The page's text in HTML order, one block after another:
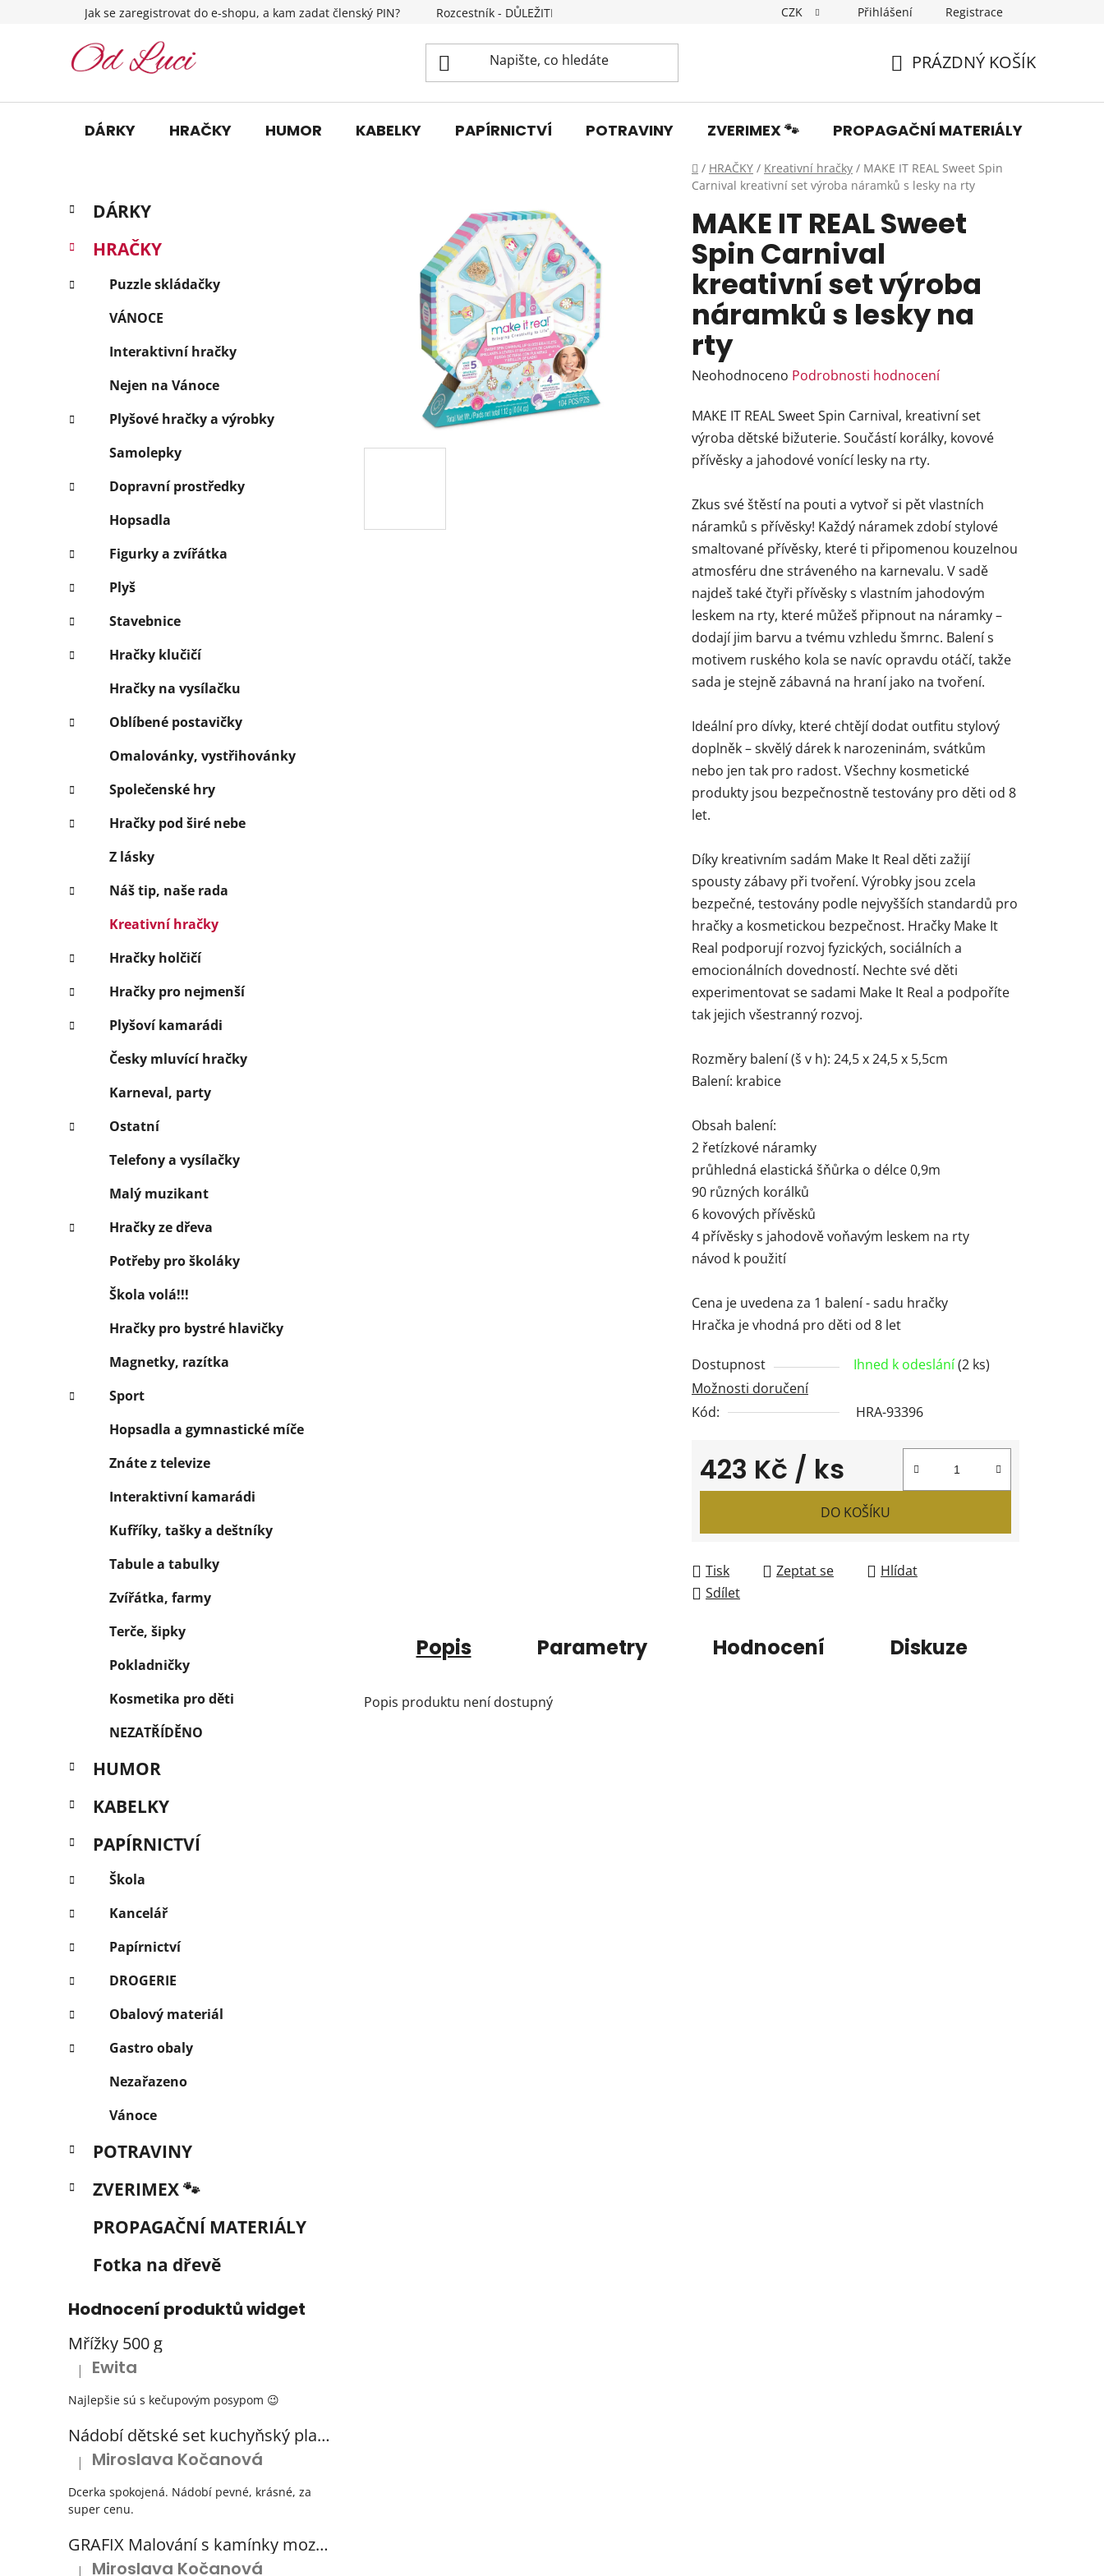
Jak se zaregistrovat do e-shopu, a kam zadat členský PIN? Rozcestník - DŮLEŽITÉ INFORMACE Dopravné Obchodní podmínky Podmínky ochrany
CZK Přihlášení Registrace
KOŠÍK
PRÁZDNÝ KOŠÍK
DÁRKY HRAČKY HUMOR KABELKY PAPÍRNICTVÍ POTRAVINY ZVERIMEX 🐾 PROPAGAČNÍ MATERIÁLY
Domů
/ HRAČKY / Kreativní hračky / MAKE IT REAL Sweet Spin
Carnival kreativní set výroba náramků s lesky na rty
P
s
r
a
l
Přeskočit
kategorie
K
a
e
o
DÁRKY
HRAČKY
Puzzle skládačky
VÁNOCE
Interaktivní hračky
Nejen na Vánoce
Plyšové hračky a výrobky
Samolepky
Dopravní prostředky
Hopsadla
Figurky a zvířátka
Plyš
Stavebnice
Hračky klučičí
Hračky na vysílačku
Oblíbené postavičky
Omalovánky, vystřihovánky
Společenské hry
Hračky pod širé nebe
Z lásky
Náš tip, naše rada
Kreativní hračky
Hračky holčičí
Hračky pro nejmenší
Plyšoví kamarádi
Česky mluvící hračky
Karneval, party
Ostatní
Telefony a vysílačky
Malý muzikant
Hračky ze dřeva
Potřeby pro školáky
Škola volá!!!
Hračky pro bystré hlavičky
Magnetky, razítka
Sport
Hopsadla a gymnastické míče
Znáte z televize
Interaktivní kamarádi
Kufříky, tašky a deštníky
Tabule a tabulky
Zvířátka, farmy
Terče, šipky
Pokladničky
Kosmetika pro děti
NEZATŘÍDĚNO
HUMOR
KABELKY
PAPÍRNICTVÍ
Škola
Kancelář
Papírnictví
DROGERIE
Obalový materiál
Gastro obaly
Nezařazeno
Vánoce
POTRAVINY
ZVERIMEX 🐾
PROPAGAČNÍ MATERIÁLY
Fotka na dřevě
Hodnocení produktů widget
Mřížky 500 g
Hodnocení produktu je 5 z 5 hvězdiček.
| Ewita
Najlepšie sú s kečupovým posypom 😉
Nádobí dětské set kuchyňský plastový s odkapávačem 3 barvy
Hodnocení produktu je 5 z 5 hvězdiček.
| Miroslava Kočanová
Dcerka spokojená. Nádobí pevné, krásné, za
super cenu.
GRAFIX Malování s kamínky mozaika diamantový obrázek 3 druhy
| Miroslava Kočanová
MAKE IT REAL Sweet
Spin Carnival
kreativní set výroba
náramků s lesky na
rty
Průměrné
produktu
je
0,0
5
hvězdiček.
Neohodnoceno Podrobnosti hodnocení
MAKE IT REAL Sweet Spin Carnival, kreativní set
výroba dětské bižuterie. Součástí korálky, kovové
přívěsky a jahodové vonící lesky na rty.
Zkus své štěstí na pouti a vytvoř si pět vlastních
náramků s přívěsky! Každý náramek zdobí stylové
smaltované přívěsky, které ti připomenou kouzelnou
atmosféru dne stráveného na karnevalu. V sadě
najdeš také čtyři přívěsky s vlastním jahodovým
leskem na rty, které můžeš připnout na náramky –
dodají jim barvu a tvému vzhledu šmrnc. Balení s
motivem ruského kola se navíc opravdu otáčí, takže
sada je stejně zábavná na hraní jako na tvoření.
Ideální pro dívky, které chtějí dodat outfitu stylový
doplněk – skvělý dárek k narozeninám, svátkům
nebo jen tak pro radost. Všechny kosmetické
produkty jsou bezpečnostně testovány pro děti od 8
let.
Díky kreativním sadám Make It Real děti zažijí
spousty zábavy při tvoření. Výrobky jsou zcela
bezpečné, testovány podle nejvyšších standardů pro
hračky a kosmetickou bezpečnost. Hračky Make It
Real podporují rozvoj fyzických, sociálních a
emocionálních dovedností. Nechte své děti
experimentovat se sadami Make It Real a podpoříte
tak jejich všestranný rozvoj.
Rozměry balení (š v h): 24,5 x 24,5 x 5,5cm
Balení: krabice
Obsah balení:
2 řetízkové náramky
průhledná elastická šňůrka o délce 0,9m
90 různých korálků
6 kovových přívěsků
4 přívěsky s jahodově voňavým leskem na rty
návod k použití
Cena je uvedena za 1 balení - sadu hračky
Hračka je vhodná pro děti od 8 let
Dostupnost Ihned k odeslání(2 ks)
Možnosti doručení
Kód:
HRA-93396
423 Kč / ks
Měrná cena:
DO KOŠÍKU
Tisk Zeptat se
Hlídat
Sdílet
Popis Parametry Hodnocení Diskuze
Popis produktu není dostupný